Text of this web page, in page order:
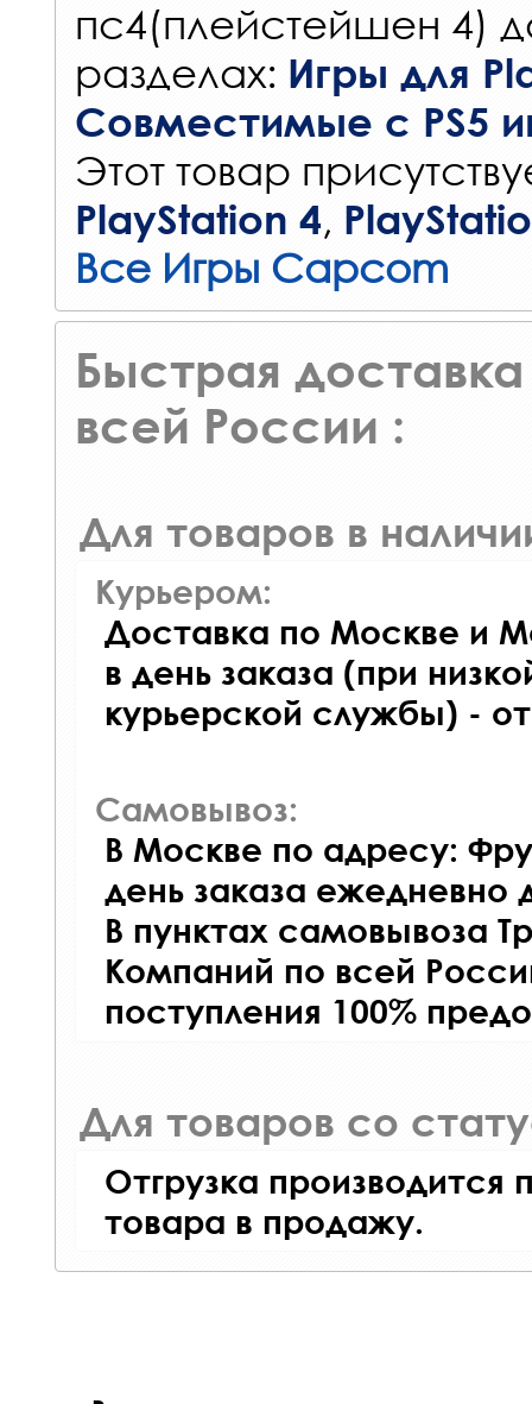
пс4(плейстейшен 4)
разделах: Игры для
Совместимые с PS5
Этот товар
PlayStation 4,
Все Игры Capcom
Быстрая доставка
всей России :
Для товаров в
Курьером:
Доставка по Москве и
в день заказа (при
курьерской службы) -
Самовывоз:
В Москве по адресу:
день заказа ежедневно
В пунктах самовывоза
Компаний по всей
поступления 100%
Для товаров со
Отгрузка производится
товара в продажу.